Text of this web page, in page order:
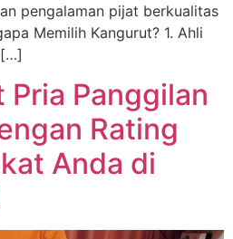
pengalaman pijat berkualitas
Memilih Kangurut? 1. Ahli
[…]
Pria Panggilan
Rating
Anda di